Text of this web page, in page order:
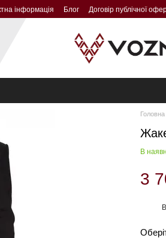
інформація Блог Договір публічної
Головна
В
3